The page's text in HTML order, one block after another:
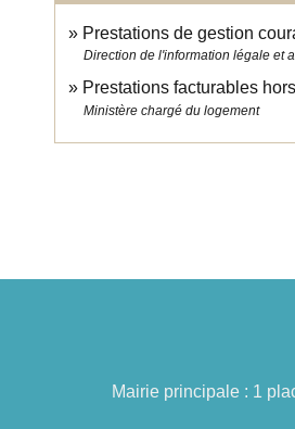
Prestations de gestion
Direction de l'information légale et
Prestations facturables
Ministère chargé du logement
Mairie principale : 1